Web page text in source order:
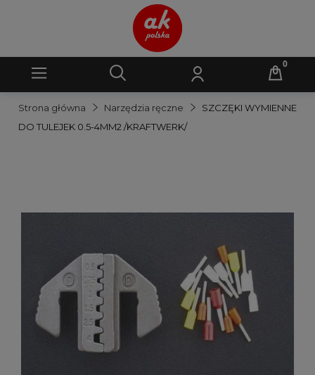
Strona główna Narzędzia ręczne
SZCZĘKI WYMIENNE
DO TULEJEK 0.5-4MM2 /KRAFTWERK/